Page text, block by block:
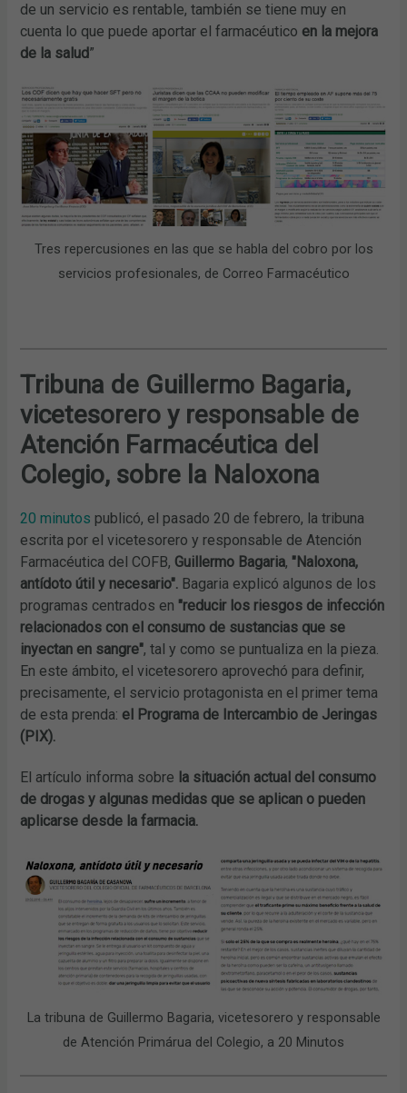
de un servicio es rentable, también se tiene muy en
cuenta lo que puede aportar el farmacéutico en la mejora
de la salud”
Tres repercusiones en las que se habla del cobro por los
servicios profesionales, de Correo Farmacéutico
Tribuna de Guillermo Bagaria,
vicetesorero y responsable de
Atención Farmacéutica del
Colegio, sobre la Naloxona
20 minutos publicó, el pasado 20 de febrero, la tribuna
escrita por el vicetesorero y responsable de Atención
Farmacéutica del COFB, Guillermo Bagaria, "Naloxona,
antídoto útil y necesario". Bagaria explicó algunos de los
programas centrados en "reducir los riesgos de infección
relacionados con el consumo de sustancias que se
inyectan en sangre", tal y como se puntualiza en la pieza.
En este ámbito, el vicetesorero aprovechó para definir,
precisamente, el servicio protagonista en el primer tema
de esta prenda: el Programa de Intercambio de Jeringas
(PIX).
El artículo informa sobre la situación actual del consumo
de drogas y algunas medidas que se aplican o pueden
aplicarse desde la farmacia.
La tribuna de Guillermo Bagaria, vicetesorero y responsable
de Atención Primárua del Colegio, a 20 Minutos